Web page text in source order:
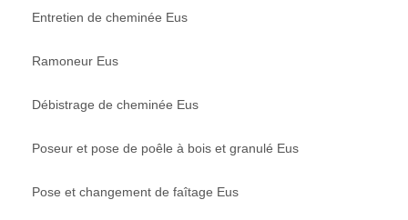
Entretien de cheminée Eus
Ramoneur Eus
Débistrage de cheminée Eus
Poseur et pose de poêle à bois et granulé Eus
Pose et changement de faîtage Eus